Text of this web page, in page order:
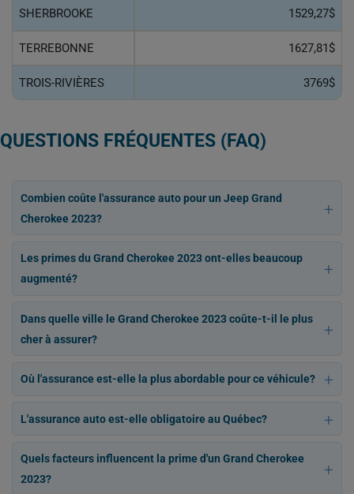
SHERBROOKE 1529,27$
TERREBONNE 1627,81$
TROIS-RIVIÈRES 3769$
QUESTIONS FRÉQUENTES (FAQ)
Combien coûte l'assurance auto pour un Jeep Grand
Cherokee 2023?
Les primes du Grand Cherokee 2023 ont-elles beaucoup
augmenté?
Dans quelle ville le Grand Cherokee 2023 coûte-t-il le plus
cher à assurer?
Où l'assurance est-elle la plus abordable pour ce véhicule?
L'assurance auto est-elle obligatoire au Québec?
Quels facteurs influencent la prime d'un Grand Cherokee
2023?